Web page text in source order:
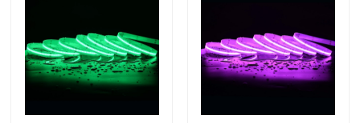
プロダクト
ビデオ